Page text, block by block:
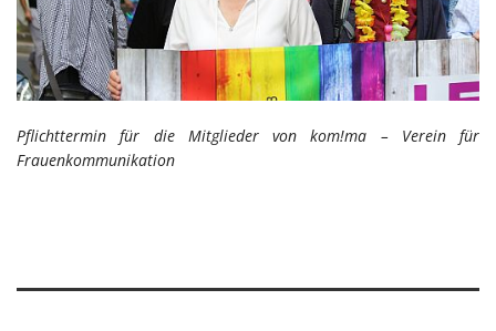
Pflichttermin für die Mitglieder von kom!ma – Verein für
Frauenkommunikation